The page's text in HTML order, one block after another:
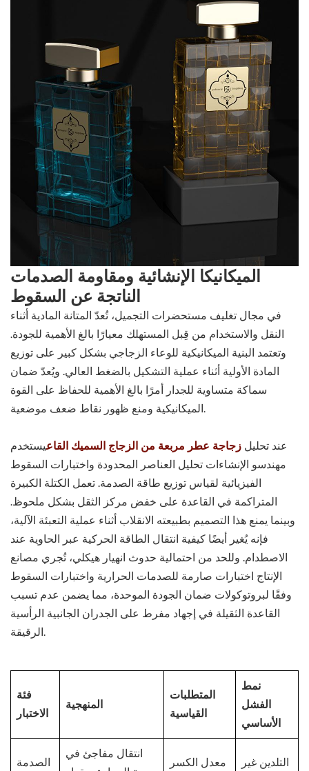
الميكانيكا الإنشائية ومقاومة الصدمات
الناتجة عن السقوط
في مجال تغليف مستحضرات التجميل، تُعدّ المتانة المادية أثناء
النقل والاستخدام من قِبل المستهلك معيارًا بالغ الأهمية للجودة.
وتعتمد البنية الميكانيكية للوعاء الزجاجي بشكل كبير على توزيع
المادة الأولية أثناء عملية التشكيل بالضغط العالي. ويُعدّ ضمان
سماكة متساوية للجدار أمرًا بالغ الأهمية للحفاظ على القوة
الميكانيكية ومنع ظهور نقاط ضعف موضعية.
عند تحليل زجاجة عطر مربعة من الزجاج السميك القاعيستخدم
مهندسو الإنشاءات تحليل العناصر المحدودة واختبارات السقوط
الفيزيائية لقياس توزيع طاقة الصدمة. تعمل الكتلة الكبيرة
المتراكمة في القاعدة على خفض مركز الثقل بشكل ملحوظ.
وبينما يمنع هذا التصميم بطبيعته الانقلاب أثناء عملية التعبئة الآلية،
فإنه يُغير أيضًا كيفية انتقال الطاقة الحركية عبر الحاوية عند
الاصطدام. وللحد من احتمالية حدوث انهيار هيكلي، تُجري مصانع
الإنتاج اختبارات صارمة للصدمات الحرارية واختبارات السقوط
وفقًا لبروتوكولات ضمان الجودة الموحدة، مما يضمن عدم تسبب
القاعدة الثقيلة في إجهاد مفرط على الجدران الجانبية الرأسية
الرقيقة.
فئة
الاختبار
المنهجية
المتطلبات
القياسية
نمط
الفشل
الأساسي
الصدمة
انتقال مفاجئ في
معدل الكسر
التلدين غير